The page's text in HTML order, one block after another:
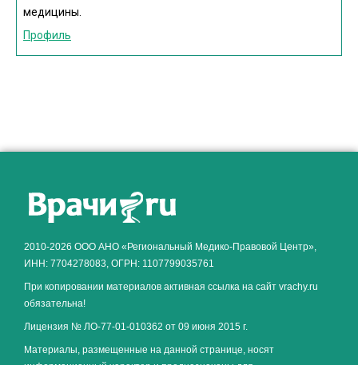
медицины.
Профиль
2010-2026 ООО АНО «Региональный Медико-Правовой Центр»,
ИНН: 7704278083, ОГРН: 1107799035761
При копировании материалов активная ссылка на сайт vrachy.ru
обязательна!
Лицензия № ЛО-77-01-010362 от 09 июня 2015 г.
Материалы, размещенные на данной странице, носят